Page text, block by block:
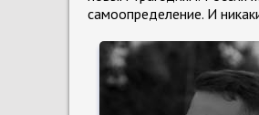
самоопределение. И